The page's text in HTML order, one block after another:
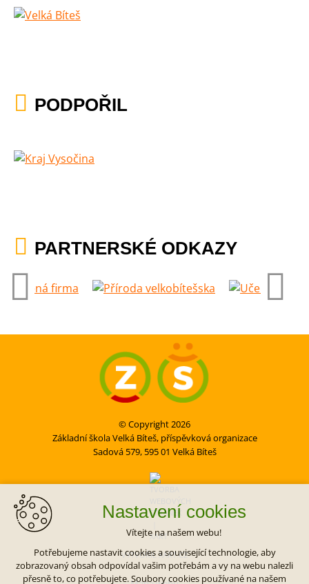
PODPOŘIL
PARTNERSKÉ ODKAZY
© Copyright 2026
Základní škola Velká Bíteš, příspěvková organizace
Sadová 579, 595 01 Velká Bíteš
VYTVOŘIL XART.CZ
Nastavení cookies
Vítejte na našem webu!
Potřebujeme nastavit cookies a související technologie, aby
zobrazovaný obsah odpovídal vašim potřebám a vy na webu nalezli
přesně to, co potřebujete. Soubory cookies používané na našem